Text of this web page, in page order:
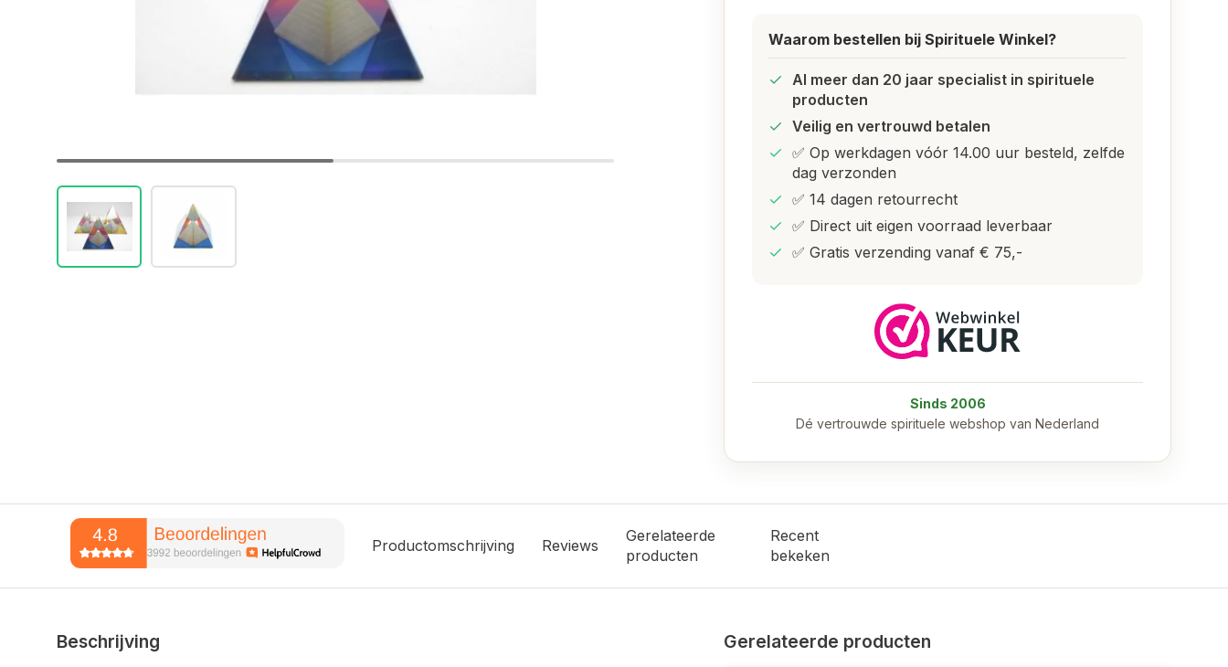
Waarom bestellen bij Spirituele Winkel?
Al meer dan 20 jaar specialist in spirituele
producten
Veilig en vertrouwd betalen
✅ Op werkdagen vóór 14.00 uur besteld, zelfde
dag verzonden
✅ 14 dagen retourrecht
✅ Direct uit eigen voorraad leverbaar
✅ Gratis verzending vanaf € 75,-
Sinds 2006
Dé vertrouwde spirituele webshop van Nederland
Productomschrijving Reviews
Gerelateerde
producten
Recent
bekeken
Beschrijving Gerelateerde producten